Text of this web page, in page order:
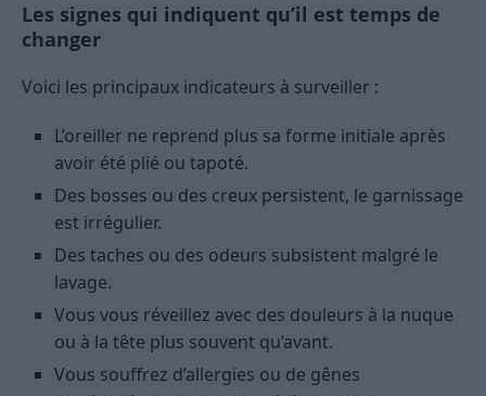
Les signes qui indiquent qu’il est temps de
changer
Voici les principaux indicateurs à surveiller :
L’oreiller ne reprend plus sa forme initiale après
avoir été plié ou tapoté.
Des bosses ou des creux persistent, le garnissage
est irrégulier.
Des taches ou des odeurs subsistent malgré le
lavage.
Vous vous réveillez avec des douleurs à la nuque
ou à la tête plus souvent qu’avant.
Vous souffrez d’allergies ou de gênes